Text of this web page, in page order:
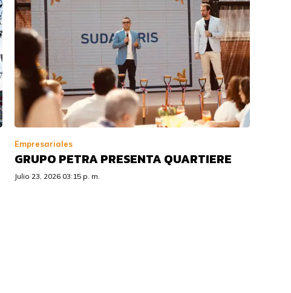
Empresariales
GRUPO PETRA PRESENTA QUARTIERE
Julio 23, 2026 03:15 p. m.